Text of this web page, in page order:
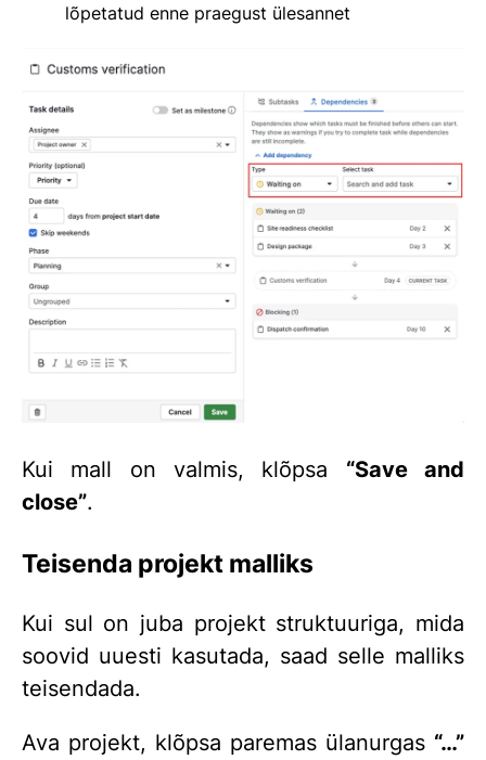
lõpetatud enne praegust ülesannet
Kui mall on valmis, klõpsa “Save and
close”.
Teisenda projekt malliks
Kui sul on juba projekt struktuuriga, mida
soovid uuesti kasutada, saad selle malliks
teisendada.
Ava projekt, klõpsa paremas ülanurgas “…”